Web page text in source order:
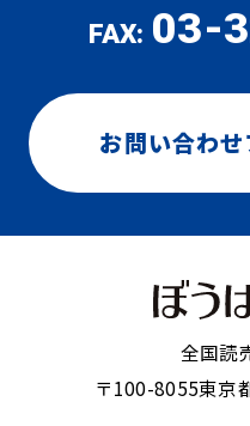
FAX: 03-
お問い合わ
全国読
〒100-8055東京